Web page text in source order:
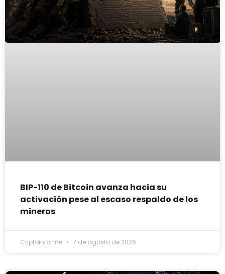
BIP-110 de Bitcoin avanza hacia su
activación pese al escaso respaldo de los
mineros
Criptoinforme 7 de agosto de 2026